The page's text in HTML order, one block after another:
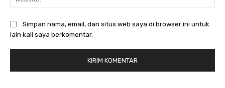
Simpan nama, email, dan situs web saya di browser ini untuk
lain kali saya berkomentar.